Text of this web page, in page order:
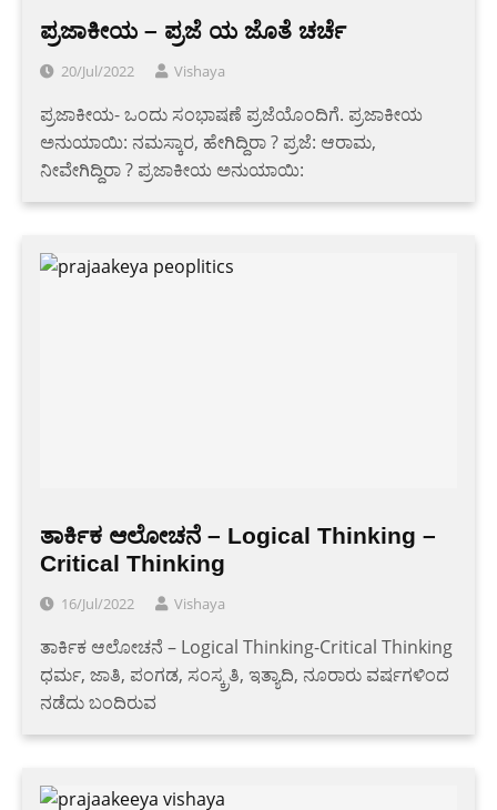
ಪ್ರಜಾಕೀಯ – ಪ್ರಜೆ ಯ ಜೊತೆ ಚರ್ಚೆ
20/Jul/2022 Vishaya
ಪ್ರಜಾಕೀಯ- ಒಂದು ಸಂಭಾಷಣೆ ಪ್ರಜೆಯೊಂದಿಗೆ. ಪ್ರಜಾಕೀಯ
ಅನುಯಾಯಿ: ನಮಸ್ಕಾರ, ಹೇಗಿದ್ದಿರಾ ? ಪ್ರಜೆ: ಆರಾಮ,
ನೀವೇಗಿದ್ದಿರಾ ? ಪ್ರಜಾಕೀಯ ಅನುಯಾಯಿ:
ತಾರ್ಕಿಕ ಆಲೋಚನೆ – Logical Thinking –
Critical Thinking
16/Jul/2022 Vishaya
ತಾರ್ಕಿಕ ಆಲೋಚನೆ – Logical Thinking-Critical Thinking
ಧರ್ಮ, ಜಾತಿ, ಪಂಗಡ, ಸಂಸ್ಕ್ರತಿ, ಇತ್ಯಾದಿ, ನೂರಾರು ವರ್ಷಗಳಿಂದ
ನಡೆದು ಬಂದಿರುವ